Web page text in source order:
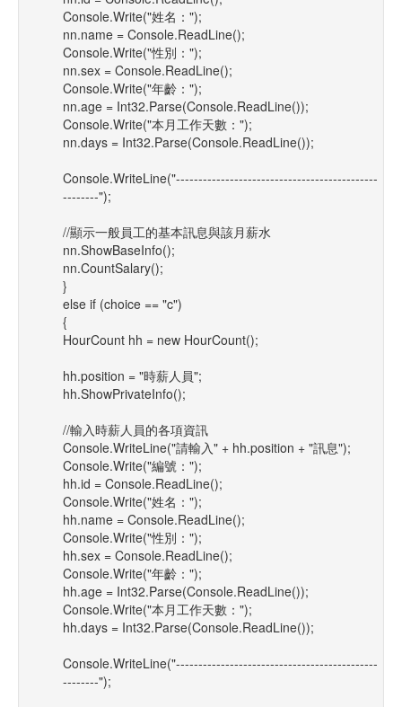
Console.Write("姓名：");
nn.name = Console.ReadLine();
Console.Write("性別：");
nn.sex = Console.ReadLine();
Console.Write("年齡：");
nn.age = Int32.Parse(Console.ReadLine());
Console.Write("本月工作天數：");
nn.days = Int32.Parse(Console.ReadLine());
Console.WriteLine("---------------------------------------------
--------");
//顯示一般員工的基本訊息與該月薪水
nn.ShowBaseInfo();
nn.CountSalary();
}
else if (choice == "c")
{
HourCount hh = new HourCount();
hh.position = "時薪人員";
hh.ShowPrivateInfo();
//輸入時薪人員的各項資訊
Console.WriteLine("請輸入" + hh.position + "訊息");
Console.Write("編號：");
hh.id = Console.ReadLine();
Console.Write("姓名：");
hh.name = Console.ReadLine();
Console.Write("性別：");
hh.sex = Console.ReadLine();
Console.Write("年齡：");
hh.age = Int32.Parse(Console.ReadLine());
Console.Write("本月工作天數：");
hh.days = Int32.Parse(Console.ReadLine());
Console.WriteLine("---------------------------------------------
--------");